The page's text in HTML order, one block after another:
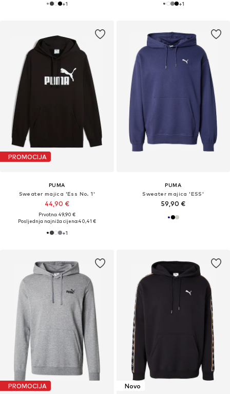
+1 +1
PROMOCIJA
PUMA
Sweater majica 'Ess No. 1'
44,90 €
Prvotno: 49,90 €
Posljednja najniža cijena:40,41 €
+1
PUMA
Sweater majica 'ESS'
59,90 €
PROMOCIJA Novo